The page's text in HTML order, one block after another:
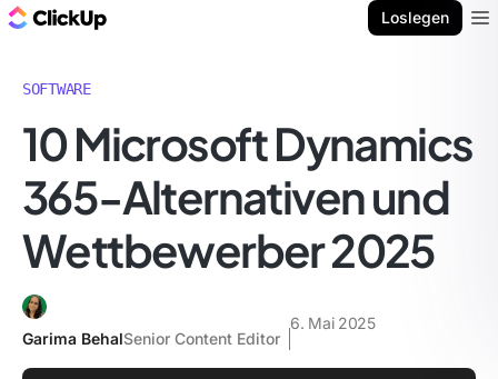
Loslegen
SOFTWARE
10 Microsoft Dynamics
365-Alternativen und
Wettbewerber 2025
Garima BehalSenior Content Editor
6. Mai 2025